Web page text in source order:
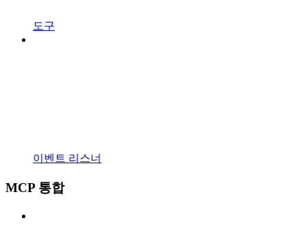
도구
이벤트 리스너
MCP 통합